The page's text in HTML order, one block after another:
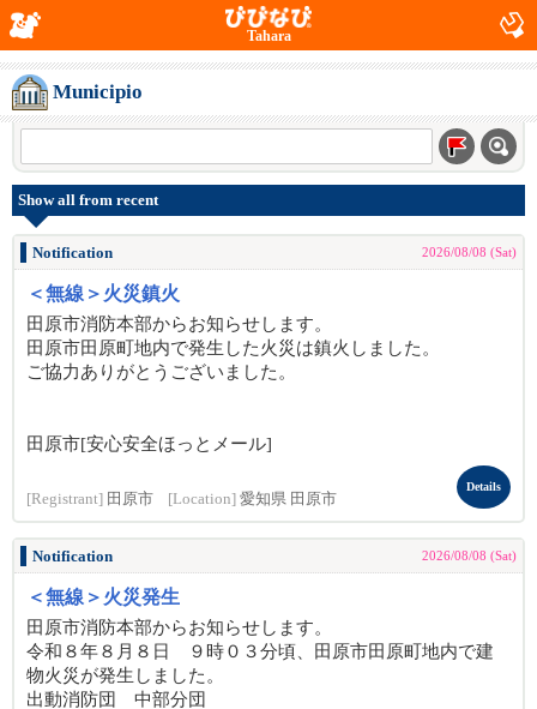
Tahara
Municipio
Show all from recent
Notification 2026/08/08 (Sat)
＜無線＞火災鎮火
田原市消防本部からお知らせします。
田原市田原町地内で発生した火災は鎮火しました。
ご協力ありがとうございました。
田原市[安心安全ほっとメール]
[Registrant] 田原市 [Location] 愛知県 田原市
Details
Notification 2026/08/08 (Sat)
＜無線＞火災発生
田原市消防本部からお知らせします。
令和８年８月８日 ９時０３分頃、田原市田原町地内で建
物火災が発生しました。
出動消防団 中部分団